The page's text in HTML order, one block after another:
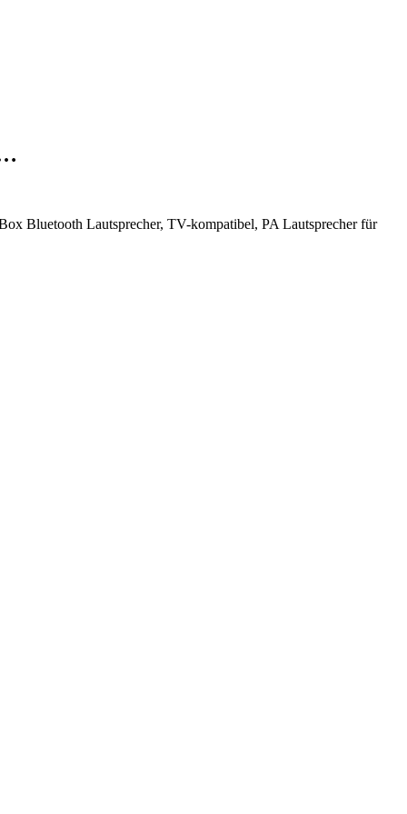
Bluetooth Lautsprecher, TV-kompatibel, PA Lautsprecher für